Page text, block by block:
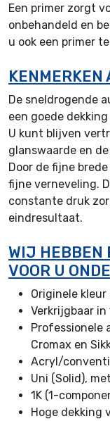
Een primer zorgt
onbehandeld en
u ook een primer
KENMERKEN
De sneldrogende
een goede
U kunt blijven
glanswaarde en
Door de fijne
fijne verneveling.
constante druk
eindresultaat.
WIJ HEBBEN
VOOR U
Originele
Verkrijgbaar
Professionele
Cromax en
Acryl/
Uni (Solid),
1K (1-
Hoge dekking